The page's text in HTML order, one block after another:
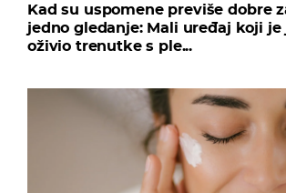
Kad su uspomene previše dobre
jedno gledanje: Mali uređaj koji je
oživio trenutke s ple...